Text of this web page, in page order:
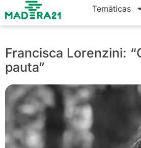
Temáticas
Francisca Lorenzini:
pauta”